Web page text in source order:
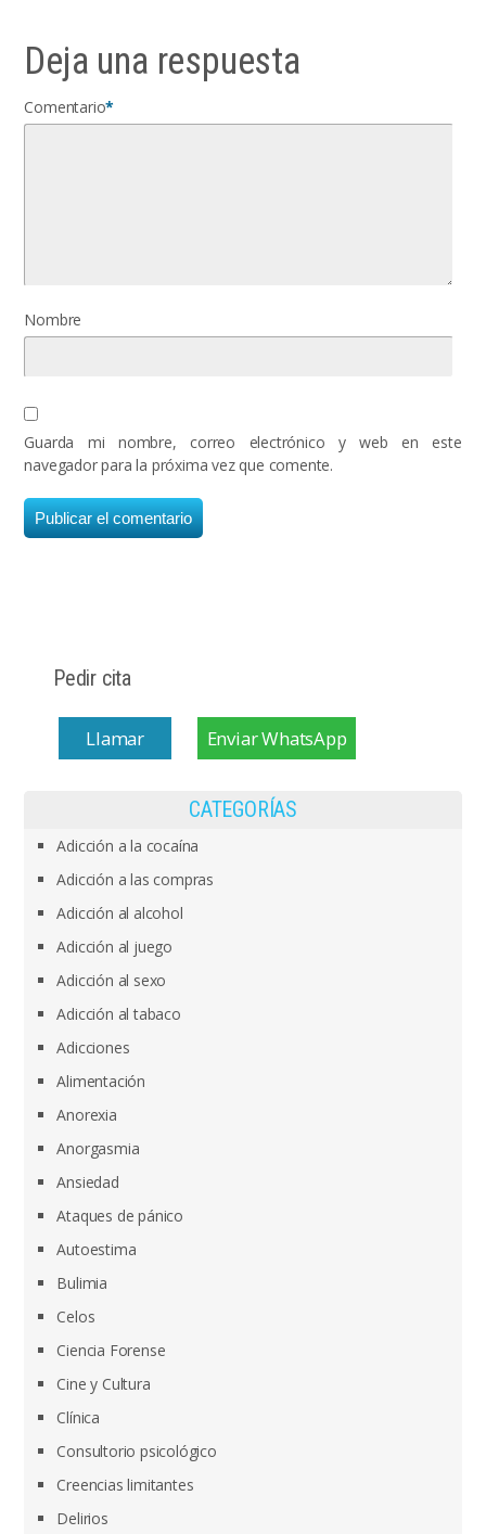
Deja una respuesta
Comentario*
Nombre
Guarda mi nombre, correo electrónico y web en este
navegador para la próxima vez que comente.
Pedir cita
Llamar Enviar WhatsApp
CATEGORÍAS
Adicción a la cocaína
Adicción a las compras
Adicción al alcohol
Adicción al juego
Adicción al sexo
Adicción al tabaco
Adicciones
Alimentación
Anorexia
Anorgasmia
Ansiedad
Ataques de pánico
Autoestima
Bulimia
Celos
Ciencia Forense
Cine y Cultura
Clínica
Consultorio psicológico
Creencias limitantes
Delirios